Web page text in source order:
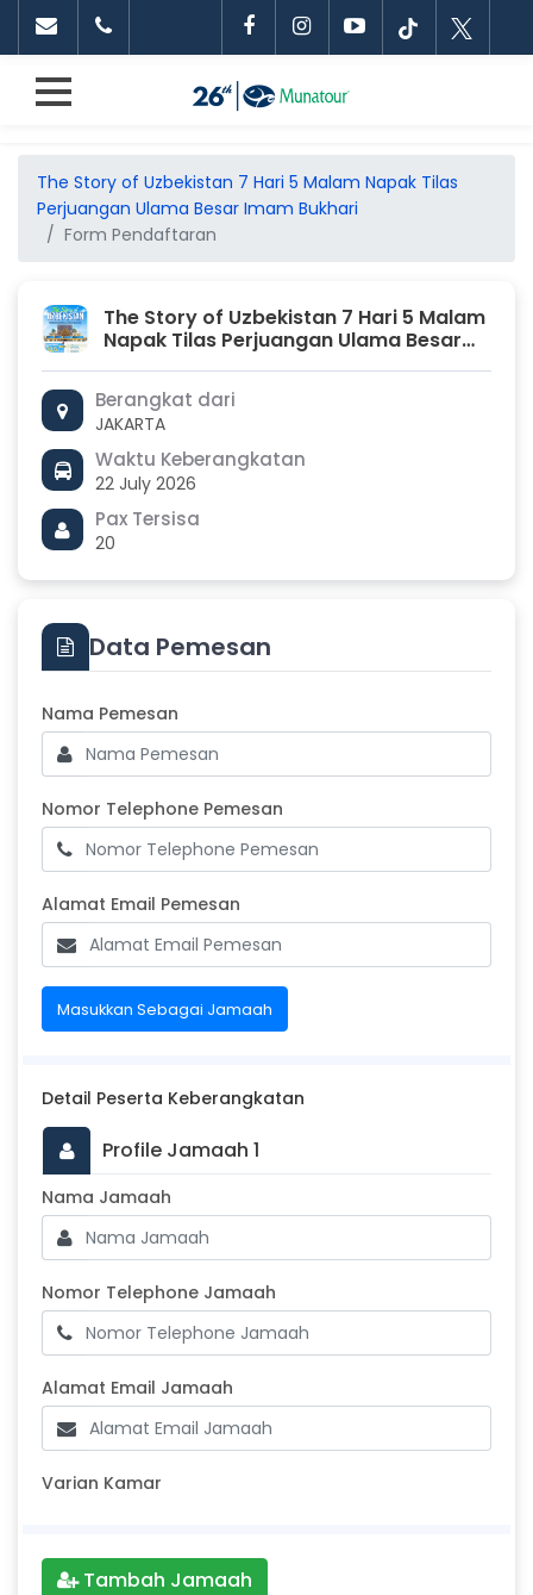
The Story of Uzbekistan 7 Hari 5 Malam Napak Tilas
Perjuangan Ulama Besar Imam Bukhari
Form Pendaftaran
Data Pemesan
Nama Pemesan
Nomor Telephone Pemesan
Alamat Email Pemesan
Masukkan Sebagai Jamaah
Detail Peserta Keberangkatan
Profile Jamaah 1
Nama Jamaah
Nomor Telephone Jamaah
Alamat Email Jamaah
Varian Kamar
Tambah Jamaah
The Story of Uzbekistan 7 Hari 5 Malam
Napak Tilas Perjuangan Ulama Besar
Berangkat dari
JAKARTA
Waktu Keberangkatan
22 July 2026
Pax Tersisa
20